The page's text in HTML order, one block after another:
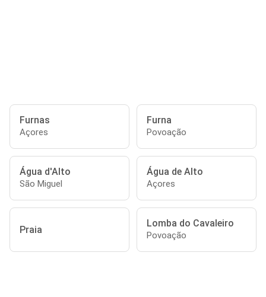
Furnas
Açores
Furna
Povoação
Água d'Alto
São Miguel
Água de Alto
Açores
Praia
Lomba do Cavaleiro
Povoação